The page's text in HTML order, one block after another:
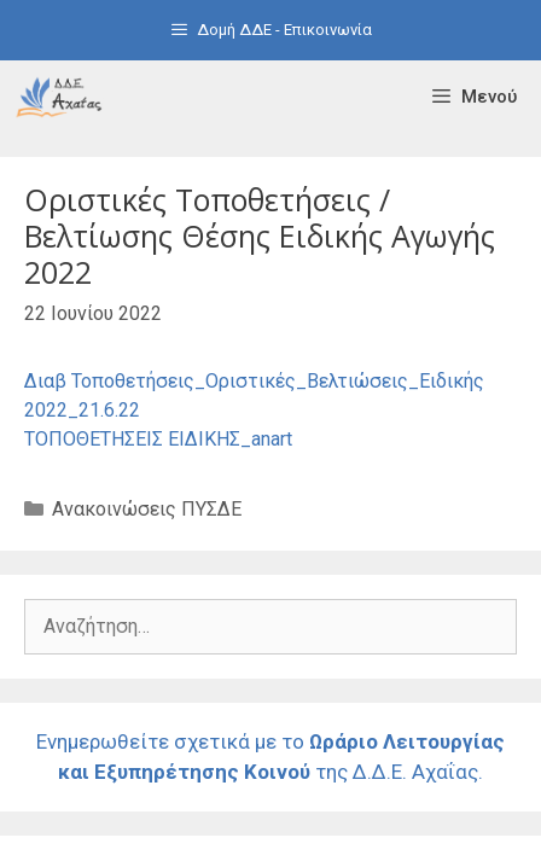
Δομή ΔΔΕ - Επικοινωνία
Μενού
Οριστικές Τοποθετήσεις /
Βελτίωσης Θέσης Ειδικής Αγωγής
2022
22 Ιουνίου 2022
Διαβ Τοποθετήσεις_Οριστικές_Βελτιώσεις_Ειδικής
2022_21.6.22
ΤΟΠΟΘΕΤΗΣΕΙΣ ΕΙΔΙΚΗΣ_anart
Κατηγορίες
Ανακοινώσεις ΠΥΣΔΕ
Αναζήτηση
Ενημερωθείτε σχετικά με το Ωράριο Λειτουργίας
και Εξυπηρέτησης Κοινού της Δ.Δ.Ε. Αχαΐας.